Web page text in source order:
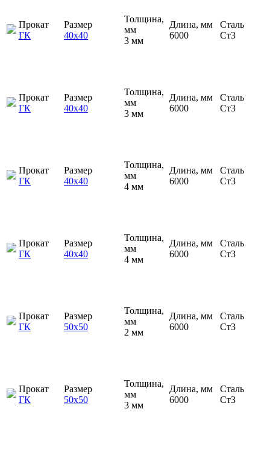
Прокат
ГК
Размер
40х40
Толщина,
мм
3 мм
Длина, мм
6000
Сталь
Ст3
Прокат
ГК
Размер
40х40
Толщина,
мм
3 мм
Длина, мм
6000
Сталь
Ст3
Прокат
ГК
Размер
40х40
Толщина,
мм
4 мм
Длина, мм
6000
Сталь
Ст3
Прокат
ГК
Размер
40х40
Толщина,
мм
4 мм
Длина, мм
6000
Сталь
Ст3
Прокат
ГК
Размер
50х50
Толщина,
мм
2 мм
Длина, мм
6000
Сталь
Ст3
Прокат
ГК
Размер
50х50
Толщина,
мм
3 мм
Длина, мм
6000
Сталь
Ст3